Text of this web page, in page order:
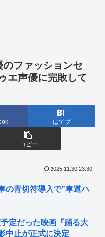
ファッションセ
エ声優に完敗して
はてブ
コピー
2025.11.30 23:30
の青切符導入で”車道ハ
定だった映画『踊る大
中止が正式に決定